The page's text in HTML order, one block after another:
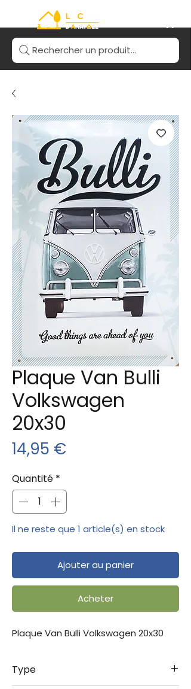
Rechercher un produit...
Plaque Van Bulli
Volkswagen
20x30
14,95 €
Quantité *
Il ne reste que 1 article(s) en stock
Ajouter au panier
Acheter
Plaque Van Bulli Volkswagen 20x30
Type